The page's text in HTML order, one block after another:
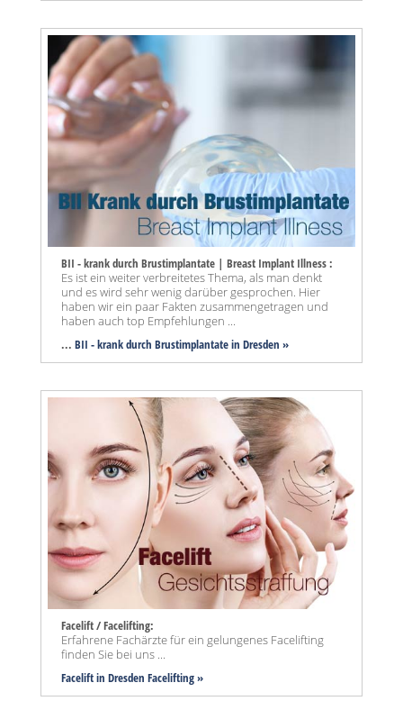
BII - krank durch Brustimplantate | Breast Implant Illness :
Es ist ein weiter verbreitetes Thema, als man denkt
und es wird sehr wenig darüber gesprochen. Hier
haben wir ein paar Fakten zusammengetragen und
haben auch top Empfehlungen ...
... BII - krank durch Brustimplantate in Dresden »
Facelift / Facelifting:
Erfahrene Fachärzte für ein gelungenes Facelifting
finden Sie bei uns ...
Facelift in Dresden Facelifting »